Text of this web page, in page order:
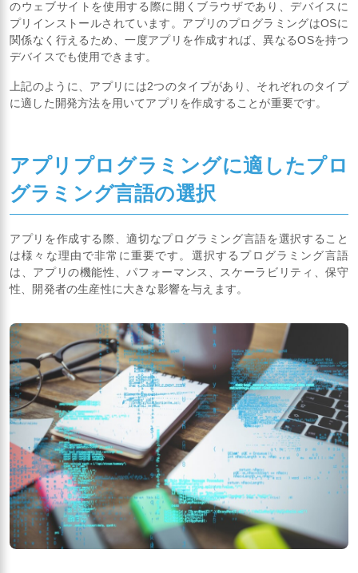
のウェブサイトを使用する際に開くブラウザであり、デバイスに
プリインストールされています。アプリのプログラミングはOSに
関係なく行えるため、一度アプリを作成すれば、異なるOSを持つ
デバイスでも使用できます。
上記のように、アプリには2つのタイプがあり、それぞれのタイプ
に適した開発方法を用いてアプリを作成することが重要です。
アプリプログラミングに適したプロ
グラミング言語の選択
アプリを作成する際、適切なプログラミング言語を選択すること
は様々な理由で非常に重要です。選択するプログラミング言語
は、アプリの機能性、パフォーマンス、スケーラビリティ、保守
性、開発者の生産性に大きな影響を与えます。